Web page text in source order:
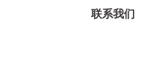
联系我们